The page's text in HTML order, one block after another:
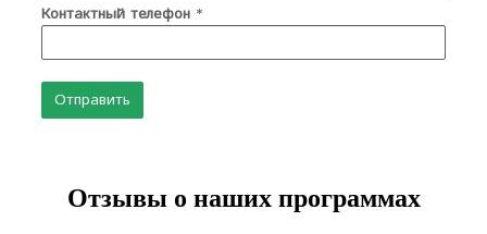
Контактный телефон *
Отзывы о наших программах